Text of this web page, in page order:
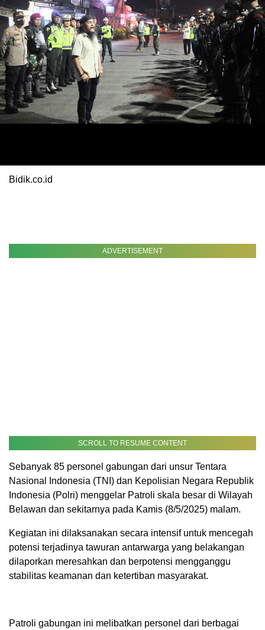
Bidik.co.id
ADVERTISEMENT
SCROLL TO RESUME CONTENT
Sebanyak 85 personel gabungan dari unsur Tentara
Nasional Indonesia (TNI) dan Kepolisian Negara Republik
Indonesia (Polri) menggelar Patroli skala besar di Wilayah
Belawan dan sekitarnya pada Kamis (8/5/2025) malam.
Kegiatan ini dilaksanakan secara intensif untuk mencegah
potensi terjadinya tawuran antarwarga yang belakangan
dilaporkan meresahkan dan berpotensi mengganggu
stabilitas keamanan dan ketertiban masyarakat.
Patroli gabungan ini melibatkan personel dari berbagai